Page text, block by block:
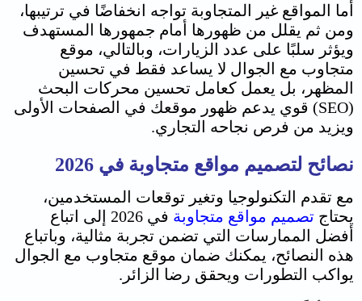
أما المواقع غير المتجاوبة تواجه انخفاضًا في ترتيبها،
ومن ثم يقلل من ظهورها أمام جمهورها المستهدف
ويؤثر سلبًا على عدد الزيارات، وبالتالي، موقع
متجاوب مع الجوال لا يساعد فقط في تحسين
المظهر، بل يعمل كعامل تحسين محركات البحث
(SEO) قوي يدعم ظهور موقعك في الصفحات الأولى
ويزيد من فرص نجاحه التجاري.
نصائح لتصميم مواقع متجاوبة في 2026
مع تقدم التكنولوجيا وتغير توقعات المستخدمين،
يحتاج تصميم مواقع متجاوبة
في 2026 إلى اتباع
أفضل الممارسات التي تضمن تجربة مثالية، وباتباع
هذه النصائح، يمكنك ضمان موقع متجاوب مع الجوال
يواكب التطورات ويحقق رضا الزائر.